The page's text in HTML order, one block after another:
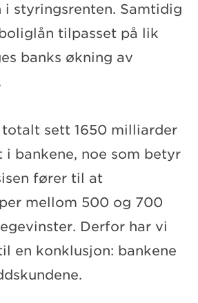
i styringsrenten. Samtidig
tilpasset på lik
banks økning av
totalt sett 1650 milliarder
i bankene, noe som betyr
fører til at
mellom 500 og 700
Derfor har vi
en konklusjon: bankene